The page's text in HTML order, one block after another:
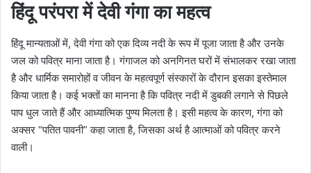
हिंदू परंपरा में देवी गंगा का महत्व
हिंदू मान्यताओं में, देवी गंगा को एक दिव्य नदी के रूप में पूजा जाता है और उनके
जल को पवित्र माना जाता है। गंगाजल को अनगिनत घरों में संभालकर रखा जाता
है और धार्मिक समारोहों व जीवन के महत्वपूर्ण संस्कारों के दौरान इसका इस्तेमाल
किया जाता है। कई भक्तों का मानना ​​है कि पवित्र नदी में डुबकी लगाने से पिछले
पाप धुल जाते हैं और आध्यात्मिक पुण्य मिलता है। इसी महत्व के कारण, गंगा को
अक्सर “पतित पावनी” कहा जाता है, जिसका अर्थ है आत्माओं को पवित्र करने
वाली।